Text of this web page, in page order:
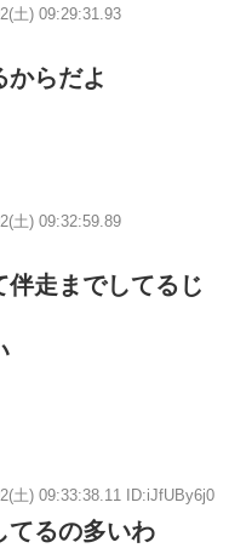
土) 09:29:31.93
からだよ
土) 09:32:59.89
走までしてるじ
土) 09:33:38.11 ID:iJfUBy6j0
てるの多いわ